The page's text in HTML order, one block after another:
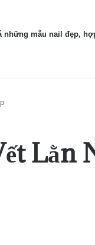
những mẫu nail đẹp,
Lằn